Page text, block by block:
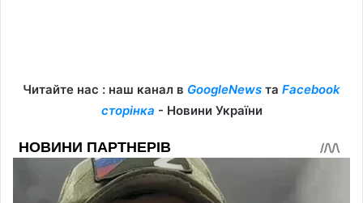
Читайте нас : наш канал в GoogleNews та Facebook
сторінка - Новини України